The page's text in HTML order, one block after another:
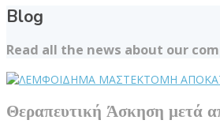
Blog
Read all the news about our
Θεραπευτική Άσκηση μετά